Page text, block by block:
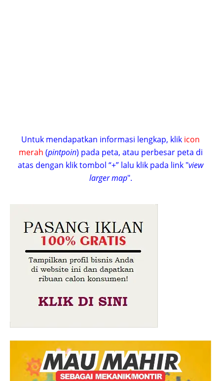
Untuk mendapatkan informasi lengkap, klik icon
merah (pintpoin) pada peta, atau perbesar peta di
atas dengan klik tombol “+” lalu klik pada link "view
larger map".